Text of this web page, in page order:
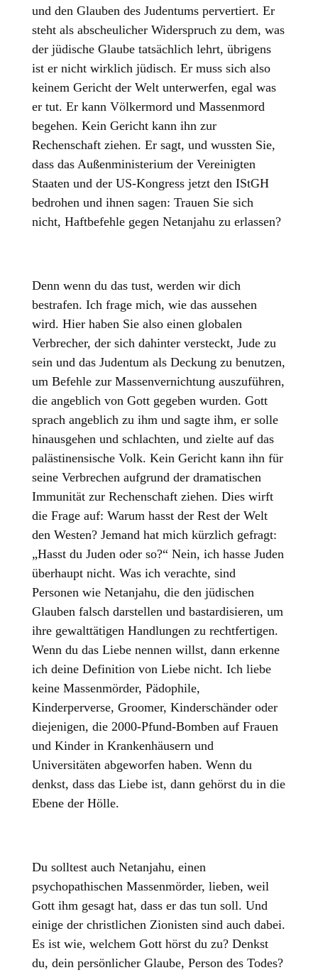
und den Glauben des Judentums pervertiert. Er
steht als abscheulicher Widerspruch zu dem, was
der jüdische Glaube tatsächlich lehrt, übrigens
ist er nicht wirklich jüdisch. Er muss sich also
keinem Gericht der Welt unterwerfen, egal was
er tut. Er kann Völkermord und Massenmord
begehen. Kein Gericht kann ihn zur
Rechenschaft ziehen. Er sagt, und wussten Sie,
dass das Außenministerium der Vereinigten
Staaten und der US-Kongress jetzt den IStGH
bedrohen und ihnen sagen: Trauen Sie sich
nicht, Haftbefehle gegen Netanjahu zu erlassen?
Denn wenn du das tust, werden wir dich
bestrafen. Ich frage mich, wie das aussehen
wird. Hier haben Sie also einen globalen
Verbrecher, der sich dahinter versteckt, Jude zu
sein und das Judentum als Deckung zu benutzen,
um Befehle zur Massenvernichtung auszuführen,
die angeblich von Gott gegeben wurden. Gott
sprach angeblich zu ihm und sagte ihm, er solle
hinausgehen und schlachten, und zielte auf das
palästinensische Volk. Kein Gericht kann ihn für
seine Verbrechen aufgrund der dramatischen
Immunität zur Rechenschaft ziehen. Dies wirft
die Frage auf: Warum hasst der Rest der Welt
den Westen? Jemand hat mich kürzlich gefragt:
„Hasst du Juden oder so?“ Nein, ich hasse Juden
überhaupt nicht. Was ich verachte, sind
Personen wie Netanjahu, die den jüdischen
Glauben falsch darstellen und bastardisieren, um
ihre gewalttätigen Handlungen zu rechtfertigen.
Wenn du das Liebe nennen willst, dann erkenne
ich deine Definition von Liebe nicht. Ich liebe
keine Massenmörder, Pädophile,
Kinderperverse, Groomer, Kinderschänder oder
diejenigen, die 2000-Pfund-Bomben auf Frauen
und Kinder in Krankenhäusern und
Universitäten abgeworfen haben. Wenn du
denkst, dass das Liebe ist, dann gehörst du in die
Ebene der Hölle.
Du solltest auch Netanjahu, einen
psychopathischen Massenmörder, lieben, weil
Gott ihm gesagt hat, dass er das tun soll. Und
einige der christlichen Zionisten sind auch dabei.
Es ist wie, welchem Gott hörst du zu? Denkst
du, dein persönlicher Glaube, Person des Todes?